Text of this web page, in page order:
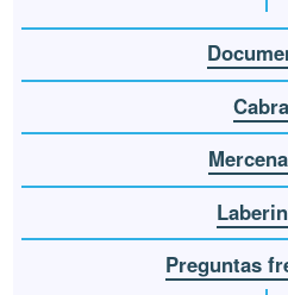
Preguntas